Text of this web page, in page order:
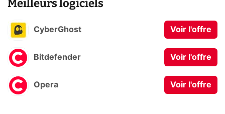
Meilleurs logiciels
CyberGhost Voir l'offre
Bitdefender Voir l'offre
Opera Voir l'offre